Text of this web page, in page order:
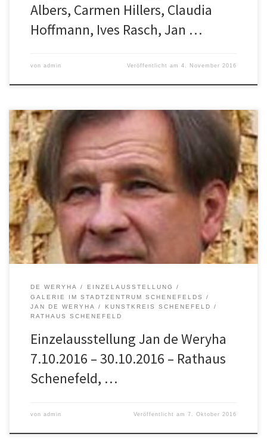
Albers, Carmen Hillers, Claudia
Hoffmann, Ives Rasch, Jan …
von admin Veröffentlicht am4. November 2016
7. Oktober 2016 – 30. Oktober 2016 Oktober – 30. Oktober 2016
(Vernissage 16. Oktober, 11 Uhr)
Einzela
usstellung
Rathaus Schenefeld, + Galerie im Stadtzentrum
Schenefelds
KUNSTKREIS SCHENEFELD, der Kunstverein westlich von Hamburg
Von der Natürlichkeit zur Unberechenbarkeit
http://www.kunstkreis-schenefeld.de/
DE WERYHA
EINZELAUSSTELLUNG
GALERIE IM STADTZENTRUM SCHENEFELDS
JAN DE WERYHA
KUNSTKREIS SCHENEFELD
RATHAUS SCHENEFELD
Einzelausstellung Jan de Weryha
7.10.2016 – 30.10.2016 – Rathaus
Schenefeld, …
von admin Veröffentlicht am7. Oktober 2016